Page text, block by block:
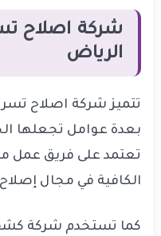
شركة اصلاح
الرياض
تتميز شركة اصلاح
بعدة عوامل تجعلها
تعتمد على فريق عمل
الكافية في مجال
كما تستخدم شركة